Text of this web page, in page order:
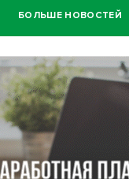
БОЛЬШЕ НОВОСТЕЙ